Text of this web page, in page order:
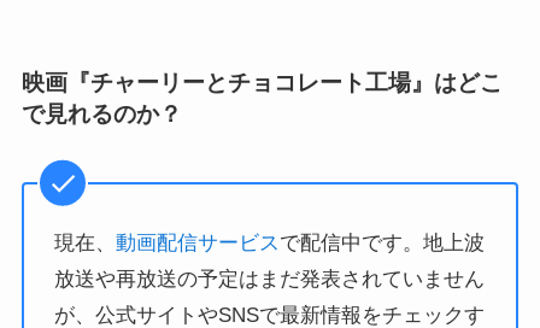
映画『チャーリーとチョコレート工場』はどこ
で見れるのか？
現在、動画配信サービスで配信中です。地上波
放送や再放送の予定はまだ発表されていません
が、公式サイトやSNSで最新情報をチェックす